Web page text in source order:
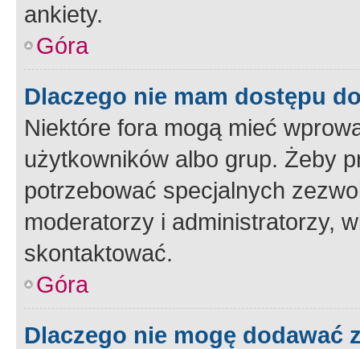
ankiety.
Góra
Dlaczego nie mam dostępu
Niektóre fora mogą mieć
użytkowników albo grup. Żeby
potrzebować specjalnych
moderatorzy i administratorzy,
skontaktować.
Góra
Dlaczego nie mogę dodawać